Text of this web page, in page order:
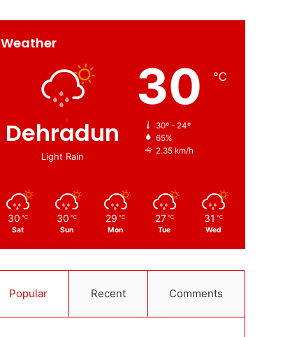
Weather
Dehradun
Light Rain
30 ℃
30º - 24º
65%
2.35 km/h
30 ℃
Sat
30 ℃
Sun
29 ℃
Mon
27 ℃
Tue
31 ℃
Wed
Popular Recent Comments